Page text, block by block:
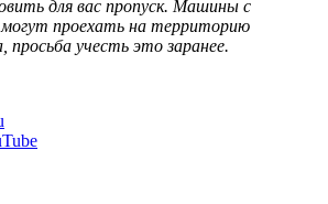
для вас пропуск. Машины с
могут проехать на территорию
просьба учесть это заранее.